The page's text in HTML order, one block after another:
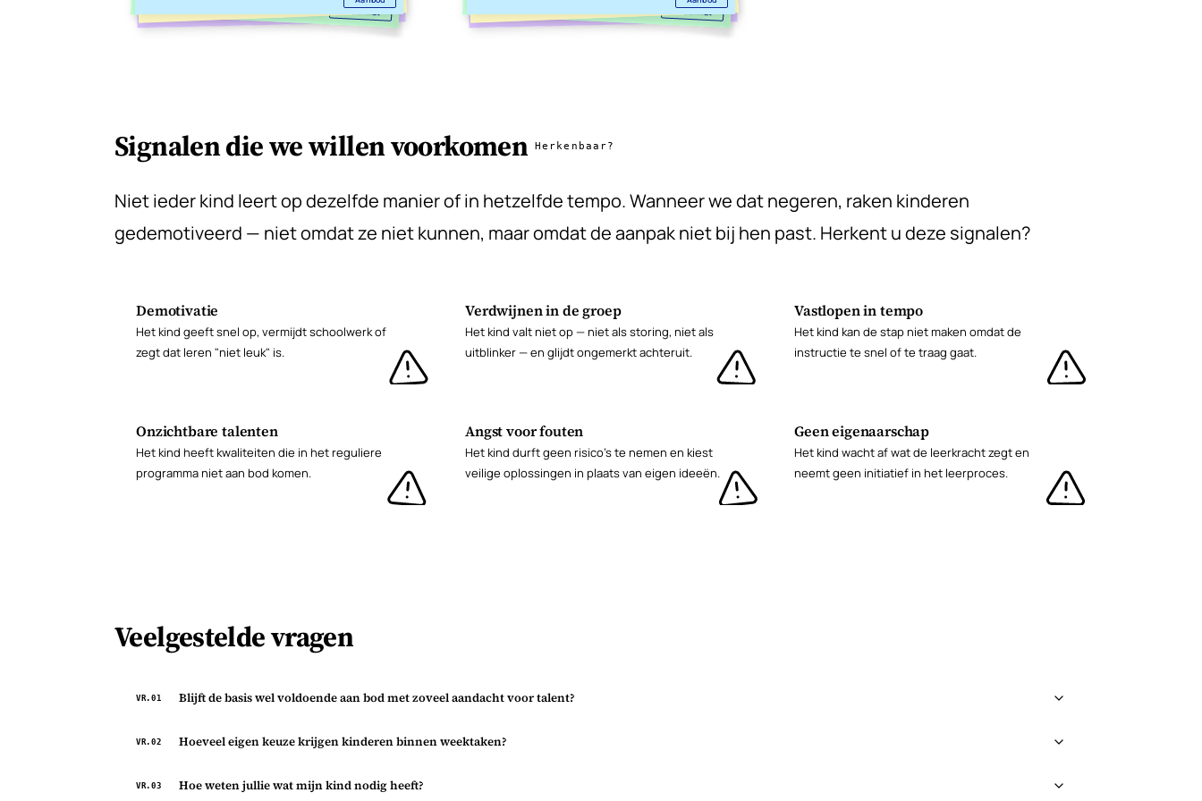
Resultaat
Bewijs Resultaat
Bewijs
Signalen die we willen voorkomen Herkenbaar?
Niet ieder kind leert op dezelfde manier of in hetzelfde tempo. Wanneer we dat negeren, raken kinderen
gedemotiveerd — niet omdat ze niet kunnen, maar omdat de aanpak niet bij hen past. Herkent u deze signalen?
Demotivatie
Het kind geeft snel op, vermijdt schoolwerk of
zegt dat leren "niet leuk" is.
Verdwijnen in de groep
Het kind valt niet op — niet als storing, niet als
uitblinker — en glijdt ongemerkt achteruit.
Vastlopen in tempo
Het kind kan de stap niet maken omdat de
instructie te snel of te traag gaat.
Onzichtbare talenten
Het kind heeft kwaliteiten die in het reguliere
programma niet aan bod komen.
Angst voor fouten
Het kind durft geen risico's te nemen en kiest
veilige oplossingen in plaats van eigen ideeën.
Geen eigenaarschap
Het kind wacht af wat de leerkracht zegt en
neemt geen initiatief in het leerproces.
Veelgestelde vragen
VR.01 Blijft de basis wel voldoende aan bod met zoveel aandacht voor talent?
Ja. We oefenen de basis juist gerichter, omdat we beter kunnen
bovenop.
VR.02 Hoeveel eigen keuze krijgen kinderen binnen weektaken?
Binnen de leerdoelen kiezen kinderen de volgorde van opdrachten, de
VR.03 Hoe weten jullie wat mijn kind nodig heeft?